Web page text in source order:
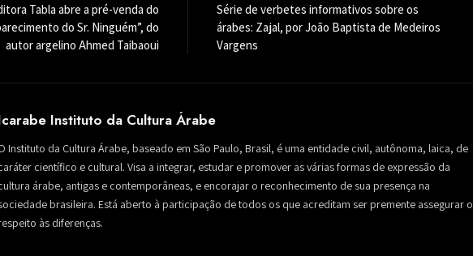
Tabla abre a pré-venda do
do Sr. Ninguém”, do
autor argelino Ahmed Taibaoui
Série de verbetes informativos sobre os
árabes: Zajal, por João Baptista de Medeiros
Vargens
Instituto da Cultura Árabe
Instituto da Cultura Árabe, baseado em São Paulo, Brasil, é uma entidade civil, autônoma, laica, de
científico e cultural. Visa a integrar, estudar e promover as várias formas de expressão da
árabe, antigas e contemporâneas, e encorajar o reconhecimento de sua presença na
brasileira. Está aberto à participação de todos os que acreditam ser premente assegurar o
às diferenças.